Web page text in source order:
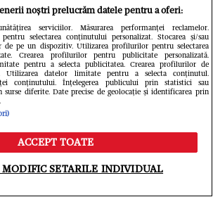
și fiica ei, la
a fost
închisoare.
Doamne”
Pacific
3,5
noștri prelucrăm datele pentru a oferi:
serviciilor. Măsurarea performanței reclamelor.
selectarea conținutului personalizat. Stocarea și/sau
de pe un dispozitiv. Utilizarea profilurilor pentru selectarea
Crearea profilurilor pentru publicitate personalizată.
pentru a selecta publicitatea. Crearea profilurilor de
Utilizarea datelor limitate pentru a selecta conținutul.
conținutului. Înțelegerea publicului prin statistici sau
diferite. Date precise de geolocație și identificarea prin
ACCEPT TOATE
MODIFIC SETARILE INDIVIDUAL